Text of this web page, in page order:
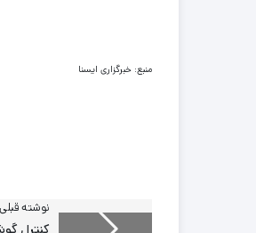
منبع: خبرگزاری ایسنا
نوشته قبلی